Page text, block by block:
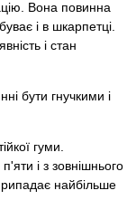
Вона повинна
і в шкарпетці.
і стан
бути гнучкими і
гуми.
і з зовнішнього
найбільше